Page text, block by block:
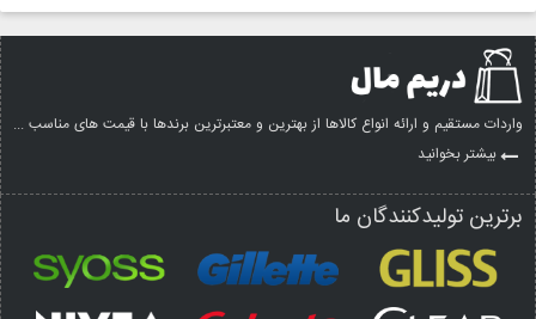
واردات مستقیم و ارائه انواع کالاها از بهترین و معتبرترین برندها با قیمت های مناسب ...
بیشتر بخوانید
برترین تولیدکنندگان ما